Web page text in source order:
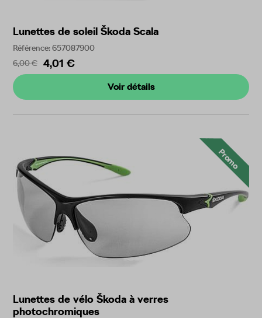
Lunettes de soleil Škoda Scala
Référence: 657087900
6,00 €
4,01 €
Voir détails
Promo
Lunettes de vélo Škoda à verres
photochromiques